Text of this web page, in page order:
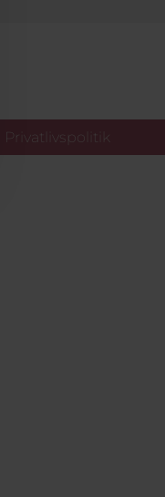
Privatlivspolitik